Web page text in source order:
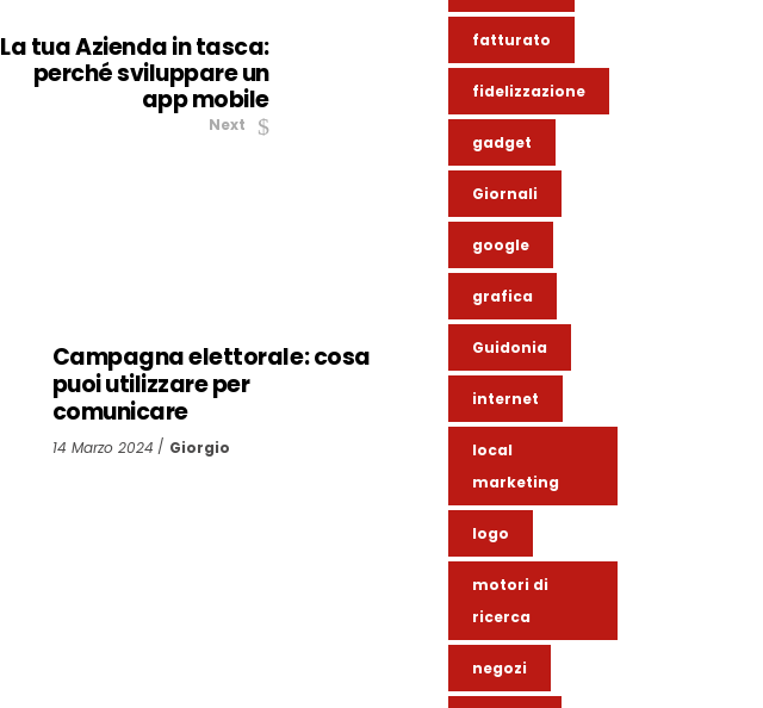
La tua Azienda in tasca:
perché sviluppare un
app mobile
Next
Campagna elettorale: cosa
puoi utilizzare per
comunicare
14 Marzo 2024 Giorgio
fatturato
fidelizzazione
gadget
Giornali
google
grafica
Guidonia
internet
local
marketing
logo
motori di
ricerca
negozi